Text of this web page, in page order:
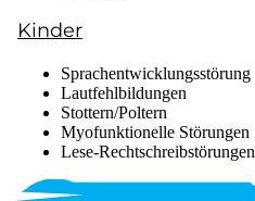
Kinder
Sprachentwicklungsstörung
Lautfehlbildungen
Stottern/Poltern
Myofunktionelle Störungen
Lese-Rechtschreibstörungen